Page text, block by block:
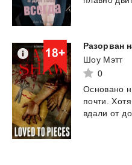
Разорван
Шоу Мэтт
0
Основано
почти.
Хотя
вдали от